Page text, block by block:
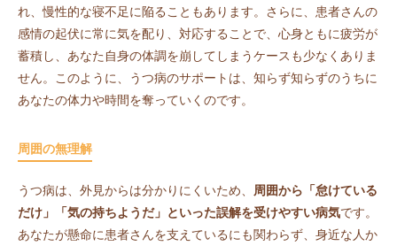
れ、慢性的な寝不足に陥ることもあります。さらに、患者さんの
感情の起伏に常に気を配り、対応することで、心身ともに疲労が
蓄積し、あなた自身の体調を崩してしまうケースも少なくありま
せん。このように、うつ病のサポートは、知らず知らずのうちに
あなたの体力や時間を奪っていくのです。
周囲の無理解
うつ病は、外見からは分かりにくいため、 周囲から「怠けている
だけ」「気の持ちようだ」といった誤解を受けやすい病気です。
あなたが懸命に患者さんを支えているにも関わらず、身近な人か